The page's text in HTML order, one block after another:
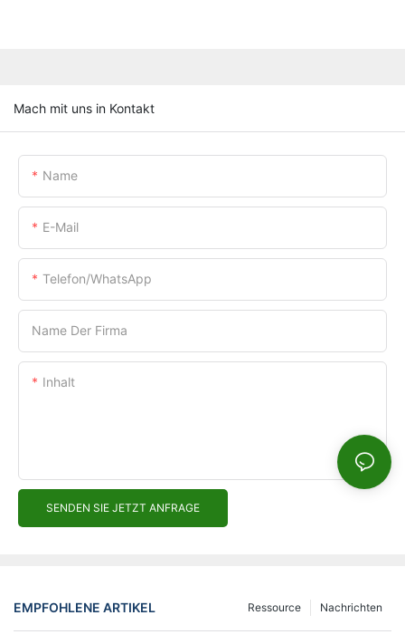
Mach mit uns in Kontakt
Name
E-Mail
Telefon/WhatsApp
Name Der Firma
Inhalt
SENDEN SIE JETZT ANFRAGE
EMPFOHLENE ARTIKEL Nachrichten
Ressource